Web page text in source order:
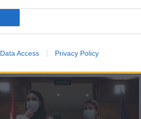
Data Access Privacy Policy